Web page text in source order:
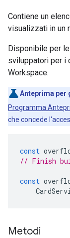
Contiene un
visualizzati in un
Disponibile per
sviluppatori per i
Workspace.
Anteprima per
Programma
che concede
const
// Finish
const
Metodi